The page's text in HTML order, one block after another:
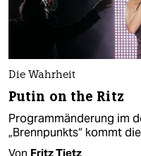
Die Wahrheit
Putin on the Ritz
Programmänderung im
„Brennpunkts“ kommt
Von Fritz Tietz